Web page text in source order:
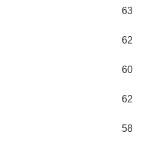
63
62
60
62
58